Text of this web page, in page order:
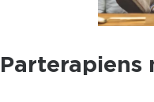
Parterapiens